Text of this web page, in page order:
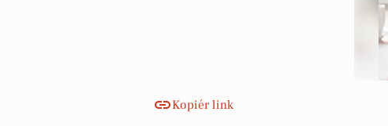
Kopiér link